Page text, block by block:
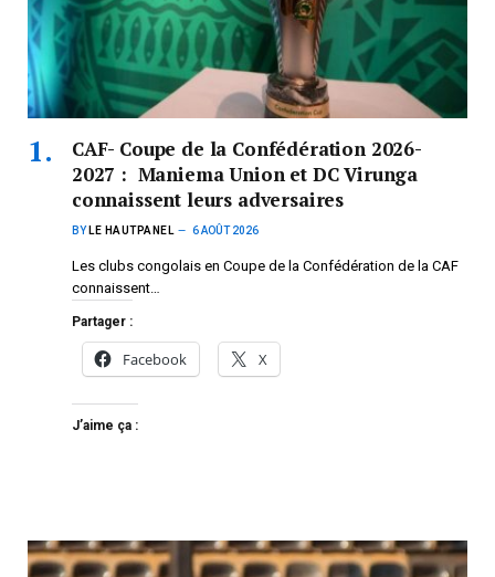
CAF- Coupe de la Confédération 2026-
2027 : Maniema Union et DC Virunga
connaissent leurs adversaires
BY LE HAUTPANEL 6 AOÛT 2026
Les clubs congolais en Coupe de la Confédération de la CAF
connaissent…
Partager :
Facebook X
J’aime ça :